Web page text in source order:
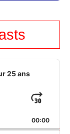
25 ans
00:00